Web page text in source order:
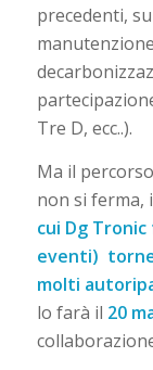
precedenti,
Tre D, ecc..).
Ma il
non si ferma,
cui Dg
eventi)
molti
lo farà il 20